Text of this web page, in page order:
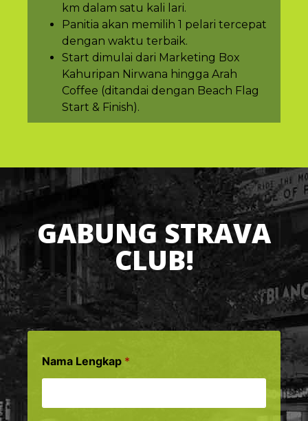
km dalam satu kali lari.
Panitia akan memilih 1 pelari tercepat
dengan waktu terbaik.
Start dimulai dari Marketing Box
Kahuripan Nirwana hingga Arah
Coffee (ditandai dengan Beach Flag
Start & Finish).
GABUNG STRAVA
CLUB!
Nama Lengkap *